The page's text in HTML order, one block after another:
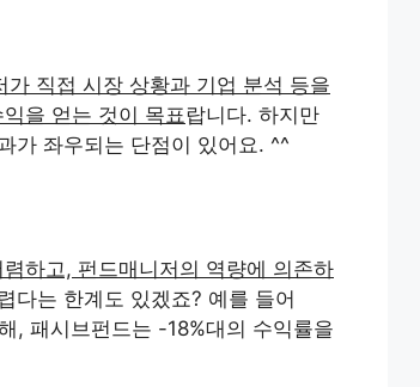
가 직접 시장 상황과 기업 분석 등을
을 얻는 것이 목표랍니다. 하지만
가 좌우되는 단점이 있어요. ^^
하고, 펀드매니저의 역량에 의존하
다는 한계도 있겠죠? 예를 들어
, 패시브펀드는 -18%대의 수익률을